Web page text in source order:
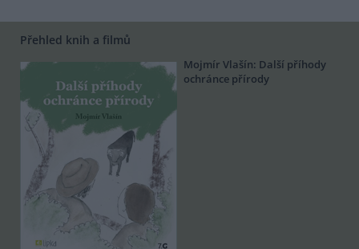
Přehled knih a filmů
Mojmír Vlašín: Další příhody
ochránce přírody